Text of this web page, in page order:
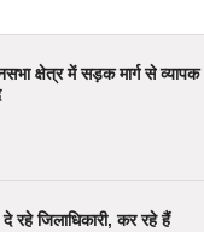
क्षेत्र में सड़क मार्ग से व्यापक
रहे जिलाधिकारी, कर रहे हैं